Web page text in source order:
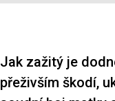
Jak zažitý je
přeživším škodí,